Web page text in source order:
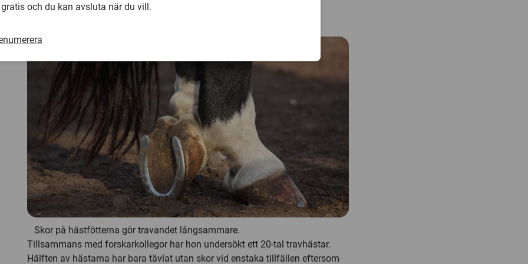
bedömning av hästens tävlingsmässiga skick om tränarna vet mer om
Skor på hästfötterna gör travandet långsammare.
Tillsammans med forskarkollegor har hon undersökt ett 20-tal travhästar.
Hälften av hästarna har bara tävlat utan skor vid enstaka tillfällen eftersom
gratis och du kan avsluta när du vill.